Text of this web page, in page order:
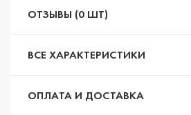
ОТЗЫВЫ (0 ШТ)
ВСЕ ХАРАКТЕРИСТИКИ
ОПЛАТА И ДОСТАВКА